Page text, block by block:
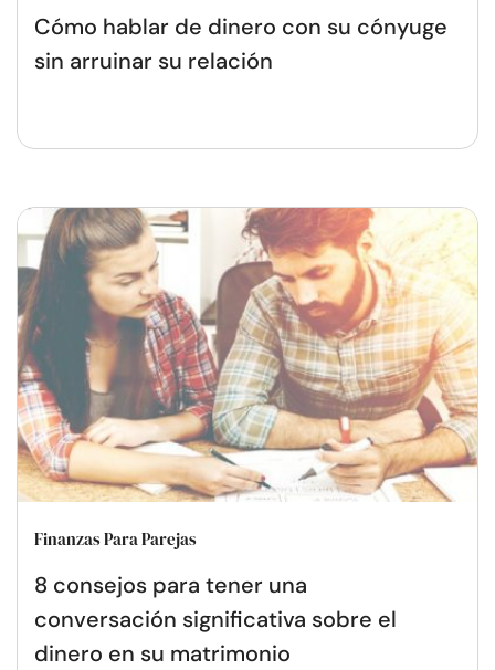
Cómo hablar de dinero con su cónyuge
sin arruinar su relación
Finanzas Para Parejas
8 consejos para tener una
conversación significativa sobre el
dinero en su matrimonio